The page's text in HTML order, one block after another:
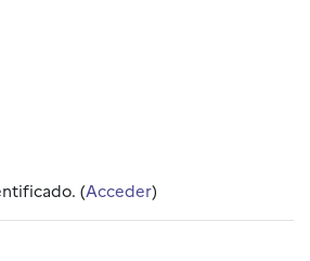
(Acceder)